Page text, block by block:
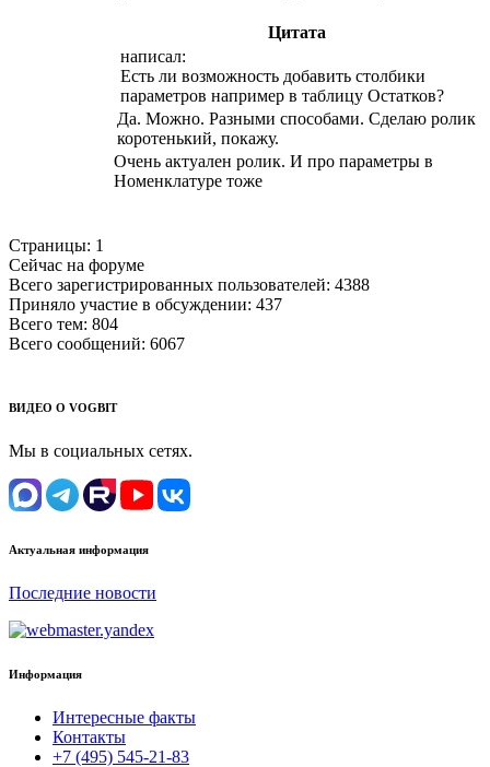
Цитата
написал:
Есть ли возможность добавить столбики
параметров например в таблицу Остатков?
Да. Можно. Разными способами. Сделаю ролик
коротенький, покажу.
Очень актуален ролик. И про параметры в
Номенклатуре тоже
Страницы: 1
Сейчас на форуме
Всего зарегистрированных пользователей: 4388
Приняло участие в обсуждении: 437
Всего тем: 804
Всего сообщений: 6067
ВИДЕО О VOGBIT
Мы в социальных сетях.
Актуальная информация
Последние новости
Информация
Интересные факты
Контакты
+7 (495) 545-21-83